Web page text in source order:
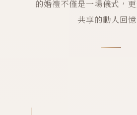
的婚禮不僅是一場儀式，
共享的動人回憶